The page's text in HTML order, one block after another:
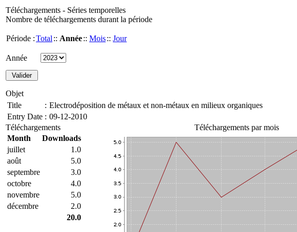
Téléchargements - Séries temporelles
Nombre de téléchargements durant la période
Période :Total :: Année:: Mois:: Jour
Année
Objet
Title
: Electrodéposition de métaux et non-métaux en milieux organiques
Entry Date : 09-12-2010
Téléchargements
Month
Downloads
juillet
1.0
août
5.0
septembre
3.0
octobre
4.0
novembre
5.0
décembre
2.0
20.0
Téléchargements par mois